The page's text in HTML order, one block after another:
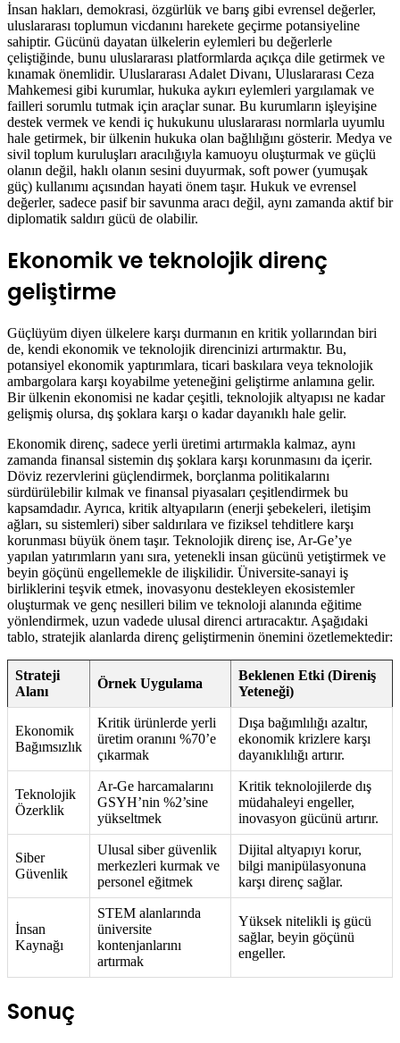
İnsan hakları, demokrasi, özgürlük ve barış gibi evrensel değerler,
uluslararası toplumun vicdanını harekete geçirme potansiyeline
sahiptir. Gücünü dayatan ülkelerin eylemleri bu değerlerle
çeliştiğinde, bunu uluslararası platformlarda açıkça dile getirmek ve
kınamak önemlidir. Uluslararası Adalet Divanı, Uluslararası Ceza
Mahkemesi gibi kurumlar, hukuka aykırı eylemleri yargılamak ve
failleri sorumlu tutmak için araçlar sunar. Bu kurumların işleyişine
destek vermek ve kendi iç hukukunu uluslararası normlarla uyumlu
hale getirmek, bir ülkenin hukuka olan bağlılığını gösterir. Medya ve
sivil toplum kuruluşları aracılığıyla kamuoyu oluşturmak ve güçlü
olanın değil, haklı olanın sesini duyurmak, soft power (yumuşak
güç) kullanımı açısından hayati önem taşır. Hukuk ve evrensel
değerler, sadece pasif bir savunma aracı değil, aynı zamanda aktif bir
diplomatik saldırı gücü de olabilir.
Ekonomik ve teknolojik direnç
geliştirme
Güçlüyüm diyen ülkelere karşı durmanın en kritik yollarından biri
de, kendi ekonomik ve teknolojik direncinizi artırmaktır. Bu,
potansiyel ekonomik yaptırımlara, ticari baskılara veya teknolojik
ambargolara karşı koyabilme yeteneğini geliştirme anlamına gelir.
Bir ülkenin ekonomisi ne kadar çeşitli, teknolojik altyapısı ne kadar
gelişmiş olursa, dış şoklara karşı o kadar dayanıklı hale gelir.
Ekonomik direnç, sadece yerli üretimi artırmakla kalmaz, aynı
zamanda finansal sistemin dış şoklara karşı korunmasını da içerir.
Döviz rezervlerini güçlendirmek, borçlanma politikalarını
sürdürülebilir kılmak ve finansal piyasaları çeşitlendirmek bu
kapsamdadır. Ayrıca, kritik altyapıların (enerji şebekeleri, iletişim
ağları, su sistemleri) siber saldırılara ve fiziksel tehditlere karşı
korunması büyük önem taşır. Teknolojik direnç ise, Ar-Ge’ye
yapılan yatırımların yanı sıra, yetenekli insan gücünü yetiştirmek ve
beyin göçünü engellemekle de ilişkilidir. Üniversite-sanayi iş
birliklerini teşvik etmek, inovasyonu destekleyen ekosistemler
oluşturmak ve genç nesilleri bilim ve teknoloji alanında eğitime
yönlendirmek, uzun vadede ulusal direnci artıracaktır. Aşağıdaki
tablo, stratejik alanlarda direnç geliştirmenin önemini özetlemektedir:
Strateji
Alanı
Örnek Uygulama
Beklenen Etki (Direniş
Yeteneği)
Ekonomik
Bağımsızlık
Kritik ürünlerde yerli
üretim oranını %70’e
çıkarmak
Dışa bağımlılığı azaltır,
ekonomik krizlere karşı
dayanıklılığı artırır.
Teknolojik
Özerklik
Ar-Ge harcamalarını
GSYH’nin %2’sine
yükseltmek
Kritik teknolojilerde dış
müdahaleyi engeller,
inovasyon gücünü artırır.
Siber
Güvenlik
Ulusal siber güvenlik
merkezleri kurmak ve
personel eğitmek
Dijital altyapıyı korur,
bilgi manipülasyonuna
karşı direnç sağlar.
İnsan
Kaynağı
STEM alanlarında
üniversite
kontenjanlarını
artırmak
Yüksek nitelikli iş gücü
sağlar, beyin göçünü
engeller.
Sonuç